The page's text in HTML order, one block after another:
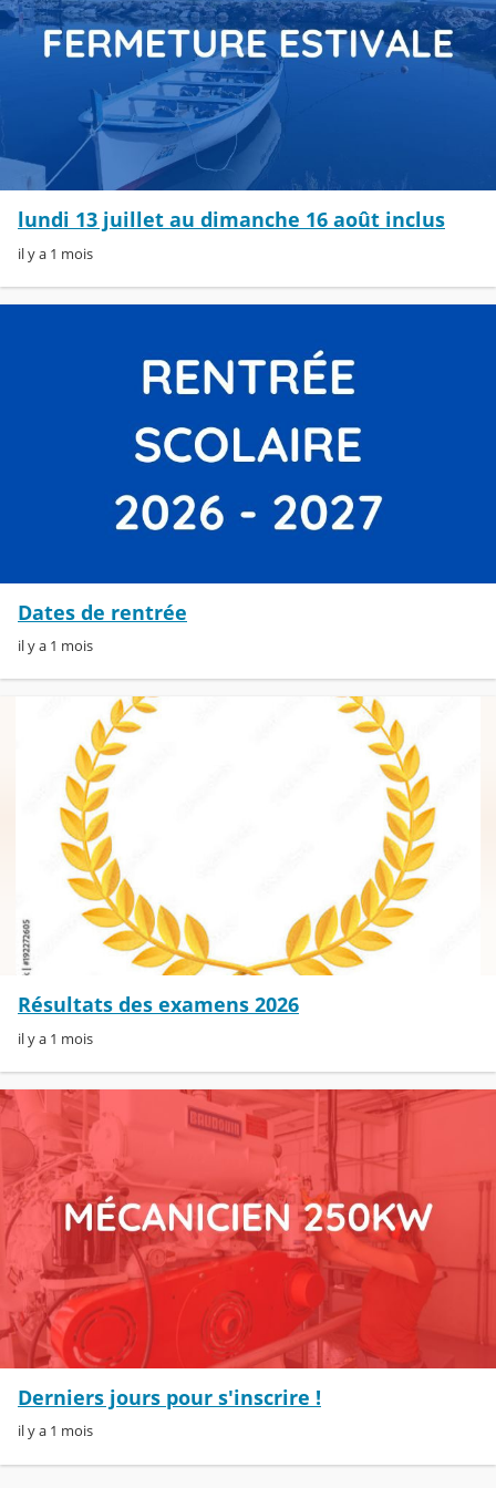
lundi 13 juillet au dimanche 16 août inclus
il y a 1 mois
Dates de rentrée
il y a 1 mois
Résultats des examens 2026
il y a 1 mois
Derniers jours pour s'inscrire !
il y a 1 mois